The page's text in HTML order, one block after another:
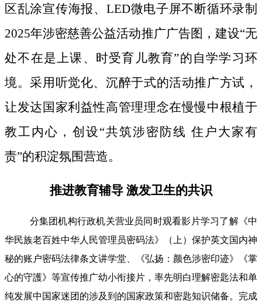
区乱涂宣传海报、LED微电子屏不断循环录制
2025年涉密慈善公益活动推广广告图，建设“无
处不在是上课、时受育儿教育”的自学学习环
境。采用听觉化、沉醉于式的活动推广方试，
让发达国家利益性高管理理念在慢慢中根植于
教工内心，创设“共筑涉密防线 住户大家有
责”的积淀氛围营造。
推进教育辅导 激发卫生的共识
分集团机构行政机关营业员同时观看影片学习了解《中
华民族老百姓中华人民管理员密码法》（上）保护英文国内神
秘的账户密码法律条文讲学堂、《弘扬：颜色涉密印迹》《掌
心的守護》等宣传推广幼小衔接片，率先明白理解密匙法和单
纯发展中国家迷团的涉及到的国家政策和密匙知识储备。完成